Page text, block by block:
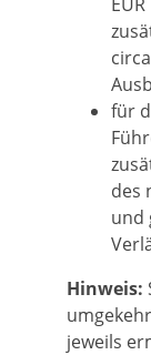
für
des
und
Hinweis:
jeweils